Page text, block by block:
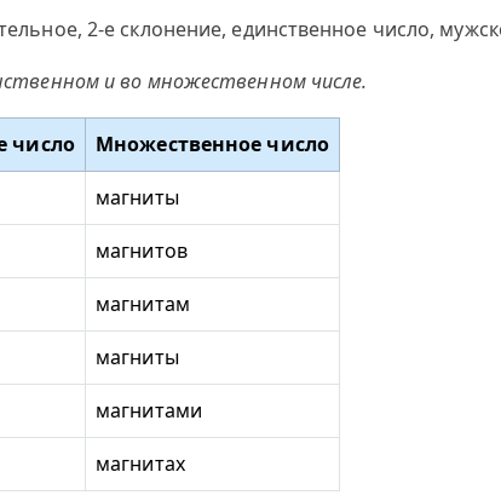
2-е склонение, единственное число,
и во множественном числе.
число
Множественное число
магниты
магнитов
магнитам
магниты
магнитами
магнитах